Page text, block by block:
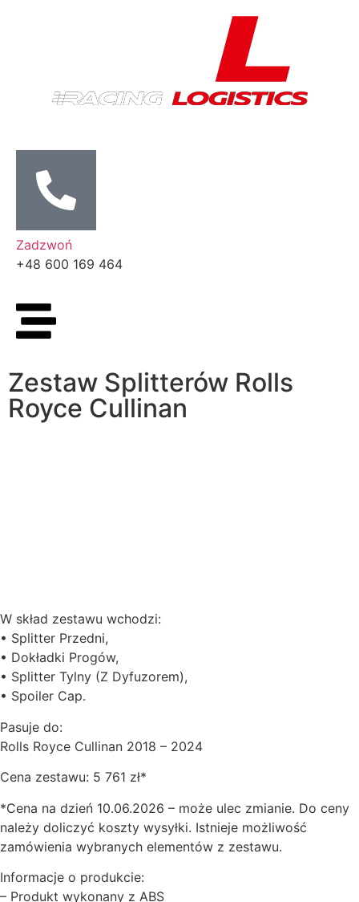
Zadzwoń
+48 600 169 464
Zestaw Splitterów Rolls
Royce Cullinan
W skład zestawu wchodzi:
• Splitter Przedni,
• Dokładki Progów,
• Splitter Tylny (Z Dyfuzorem),
• Spoiler Cap.
Pasuje do:
Rolls Royce Cullinan 2018 – 2024
Cena zestawu: 5 761 zł*
*Cena na dzień 10.06.2026 – może ulec zmianie. Do ceny
należy doliczyć koszty wysyłki. Istnieje możliwość
zamówienia wybranych elementów z zestawu.
Informacje o produkcie:
– Produkt wykonany z ABS